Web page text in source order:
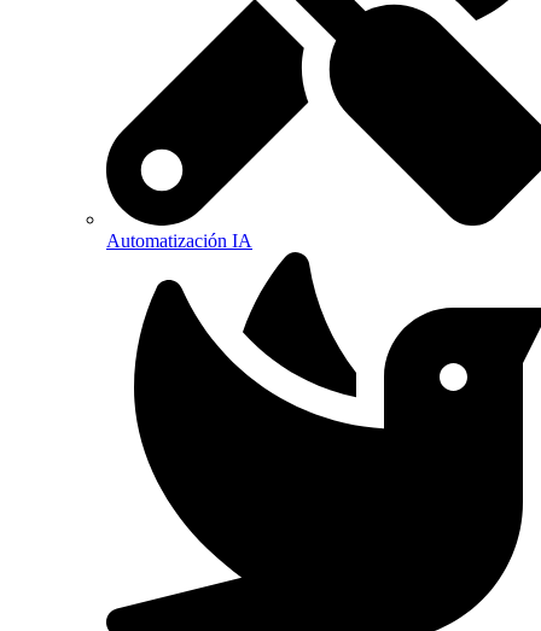
Automatización IA